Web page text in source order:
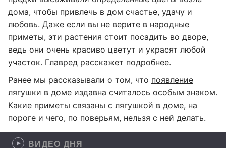
дома, чтобы привлечь в дом счастье, удачу и
любовь. Даже если вы не верите в народные
приметы, эти растения стоит посадить во дворе,
ведь они очень красиво цветут и украсят любой
участок. Главред расскажет подробнее.
Ранее мы рассказывали о том, что появление
лягушки в доме издавна считалось особым знаком.
Какие приметы связаны с лягушкой в доме, на
пороге и чего, по поверьям, нельзя с ней делать.
ВИДЕО ДНЯ